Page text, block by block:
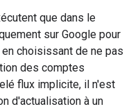
que dans le
sur Google pour
choisissant de ne pas
des comptes
flux implicite, il n'est
d'actualisation à un